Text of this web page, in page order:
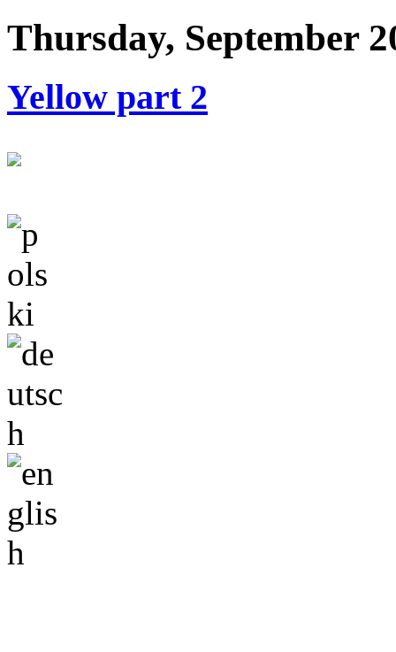
Thursday, September
Yellow part 2